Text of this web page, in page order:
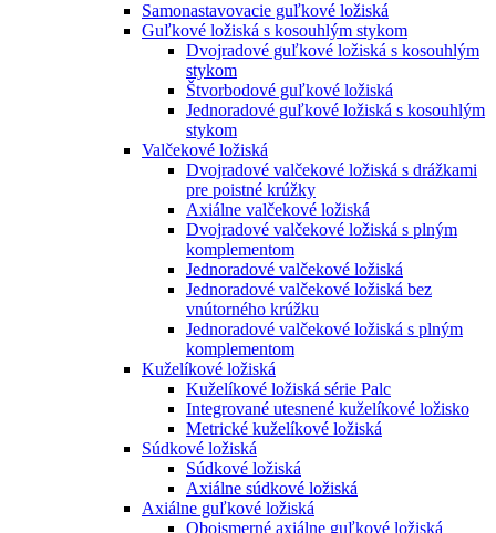
Samonastavovacie guľkové ložiská
Guľkové ložiská s kosouhlým stykom
Dvojradové guľkové ložiská s kosouhlým
stykom
Štvorbodové guľkové ložiská
Jednoradové guľkové ložiská s kosouhlým
stykom
Valčekové ložiská
Dvojradové valčekové ložiská s drážkami
pre poistné krúžky
Axiálne valčekové ložiská
Dvojradové valčekové ložiská s plným
komplementom
Jednoradové valčekové ložiská
Jednoradové valčekové ložiská bez
vnútorného krúžku
Jednoradové valčekové ložiská s plným
komplementom
Kuželíkové ložiská
Kuželíkové ložiská série Palc
Integrované utesnené kuželíkové ložisko
Metrické kuželíkové ložiská
Súdkové ložiská
Súdkové ložiská
Axiálne súdkové ložiská
Axiálne guľkové ložiská
Obojsmerné axiálne guľkové ložiská